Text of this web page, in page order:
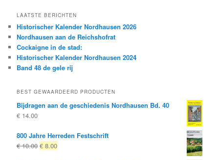
LAATSTE BERICHTEN
Historischer Kalender Nordhausen 2026
Nordhausen aan de Reichshofrat
Cockaigne in de stad:
Historischer Kalender Nordhausen 2024
Band 48 de gele rij
BEST GEWAARDEERD PRODUCTEN
Bijdragen aan de geschiedenis Nordhausen Bd. 40
€ 14.00
800 Jahre Herreden Festschrift
€10.00 Oorspronkelijke
€ 8.00Huidige